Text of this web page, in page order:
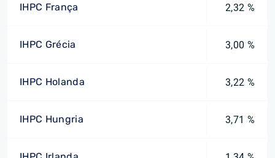
IHPC França 2,32 %
IHPC Grécia 3,00 %
IHPC Holanda 3,22 %
IHPC Hungria 3,71 %